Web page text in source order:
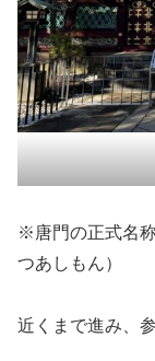
※唐門の正式名
つあしもん）
近くまで進み、